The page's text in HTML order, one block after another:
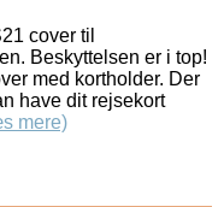
cover til
Beskyttelsen er i top!
med kortholder. Der
have dit rejsekort
mere)